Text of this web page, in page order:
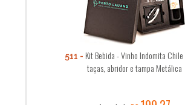
511
Kit Bebida - Vinho Indomita
taças, abridor e tampa Metálica